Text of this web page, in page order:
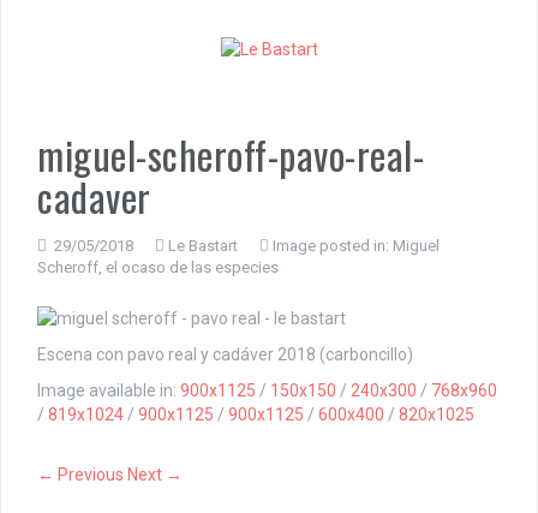
miguel-scheroff-pavo-real-
cadaver
29/05/2018 Le Bastart Image posted in: Miguel
Scheroff, el ocaso de las especies
Escena con pavo real y cadáver 2018 (carboncillo)
Image available in: 900x1125 / 150x150 / 240x300 / 768x960
/ 819x1024 / 900x1125 / 900x1125 / 600x400 / 820x1025
← Previous Next →